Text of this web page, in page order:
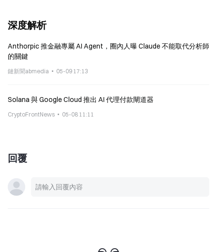
深度解析
Anthorpic 推金融專屬 AI Agent，圈內人曝 Claude 不能取代分析師
的關鍵
鏈新聞abmedia 05-09 17:13
Solana 與 Google Cloud 推出 AI 代理付款閘道器
CryptoFrontNews 05-08 11:11
回覆